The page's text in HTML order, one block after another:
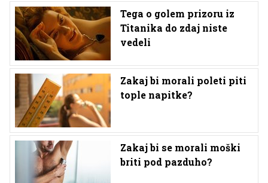
Tega o golem prizoru iz
Titanika do zdaj niste
vedeli
Zakaj bi morali poleti piti
tople napitke?
Zakaj bi se morali moški
briti pod pazduho?